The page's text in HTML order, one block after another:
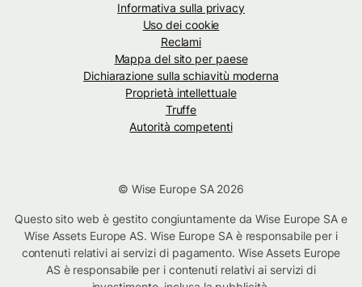
Informativa sulla privacy
Uso dei cookie
Reclami
Mappa del sito per paese
Dichiarazione sulla schiavitù moderna
Proprietà intellettuale
Truffe
Autorità competenti
© Wise Europe SA 2026
Questo sito web è gestito congiuntamente da Wise Europe SA e
Wise Assets Europe AS. Wise Europe SA è responsabile per i
contenuti relativi ai servizi di pagamento. Wise Assets Europe
AS è responsabile per i contenuti relativi ai servizi di